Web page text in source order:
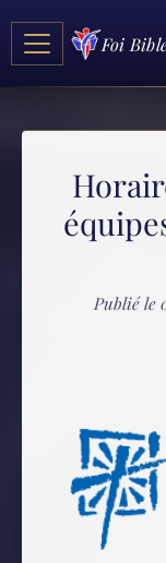
Foi
Publié le